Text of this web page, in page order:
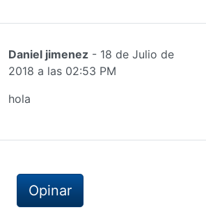
Daniel jimenez - 18 de Julio de
2018 a las 02:53 PM
hola
Opinar